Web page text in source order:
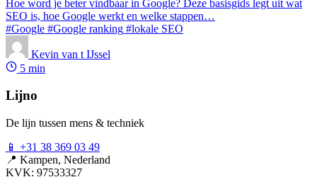
Hoe word je beter vindbaar in Google? Deze basisgids legt uit wat
SEO is, hoe Google werkt en welke stappen…
#Google #Google ranking #lokale SEO
Kevin van t IJssel
5 min
Lijno
De lijn tussen mens & techniek
📱 +31 38 369 03 49
📍 Kampen, Nederland
KVK: 97533327